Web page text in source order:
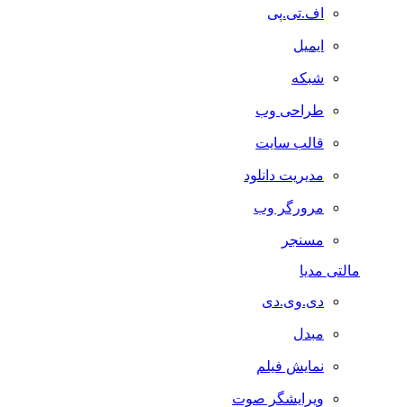
اف.تی.پی
ایمیل
شبکه
طراحی وب
قالب سایت
مدیریت دانلود
مرورگر وب
مسنجر
مالتی مدیا
دی.وی.دی
مبدل
نمایش فیلم
ویرایشگر صوت